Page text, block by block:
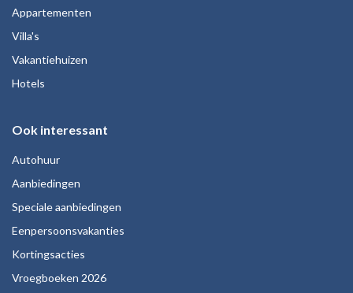
Appartementen
Villa's
Vakantiehuizen
Hotels
Ook interessant
Autohuur
Aanbiedingen
Speciale aanbiedingen
Eenpersoonsvakanties
Kortingsacties
Vroegboeken 2026